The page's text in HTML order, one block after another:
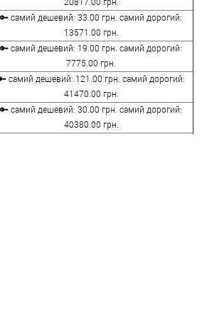
20817.00 грн.
🔑 самий дешевий: 33.00 грн. самий дорогий:
13571.00 грн.
🔑 самий дешевий: 19.00 грн. самий дорогий:
7775.00 грн.
самий дешевий: 121.00 грн. самий дорогий:
41470.00 грн.
🔑 самий дешевий: 30.00 грн. самий дорогий:
40380.00 грн.